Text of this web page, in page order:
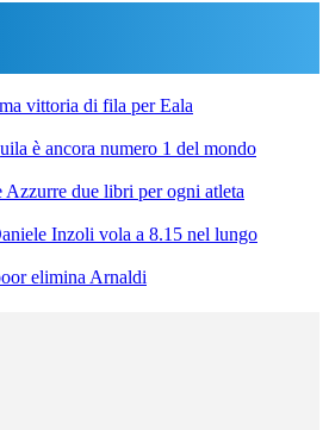
vittoria di fila per Eala
è ancora numero 1 del mondo
Azzurre due libri per ogni atleta
Inzoli vola a 8.15 nel lungo
elimina Arnaldi